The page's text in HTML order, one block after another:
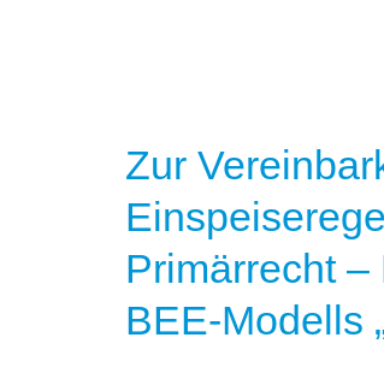
Zur
Primärrecht
BEE-Modells